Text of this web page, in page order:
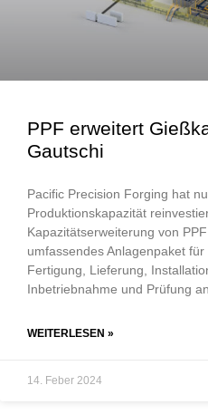
PPF erweitert
Gautschi
Pacific Precision Forging hat
Produktionskapazität
Kapazitätserweiterung von
umfassendes Anlagenpaket für
Fertigung, Lieferung,
Inbetriebnahme und Prüfung an.
WEITERLESEN »
14. Feber 2024